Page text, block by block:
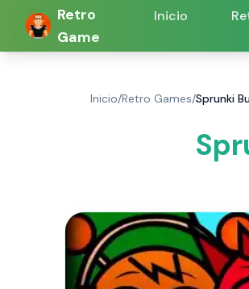
Retro
Game
Inicio
Inicio/Retro Games/Sprunki